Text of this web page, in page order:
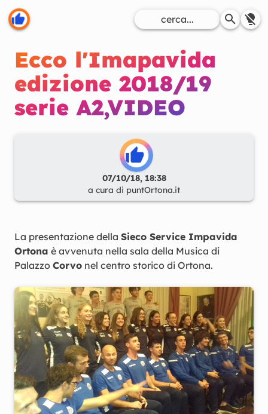
Ecco l'Imapavida
edizione 2018/19
serie A2,VIDEO
07/10/18, 18:38
a cura di puntOrtona.it
La presentazione della Sieco Service Impavida
Ortona è avvenuta nella sala della Musica di
Palazzo Corvo nel centro storico di Ortona.